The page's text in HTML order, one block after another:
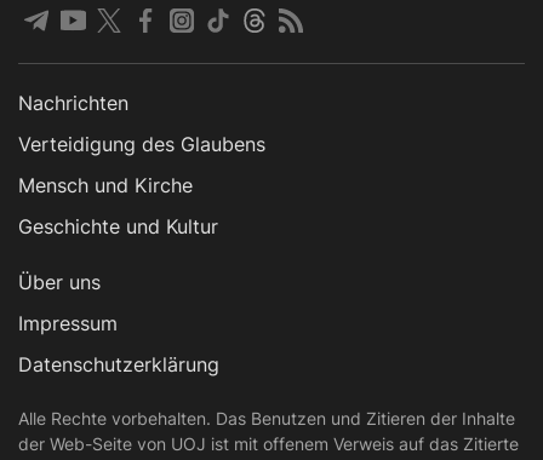
Nachrichten
Verteidigung des Glaubens
Mensch und Kirche
Geschichte und Kultur
Über uns
Impressum
Datenschutzerklärung
Alle Rechte vorbehalten. Das Benutzen und Zitieren der Inhalte
der Web-Seite von UOJ ist mit offenem Verweis auf das Zitierte